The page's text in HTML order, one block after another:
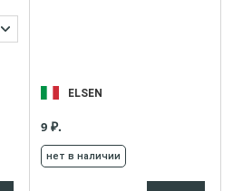
ELSEN
9 ₽.
нет в наличии